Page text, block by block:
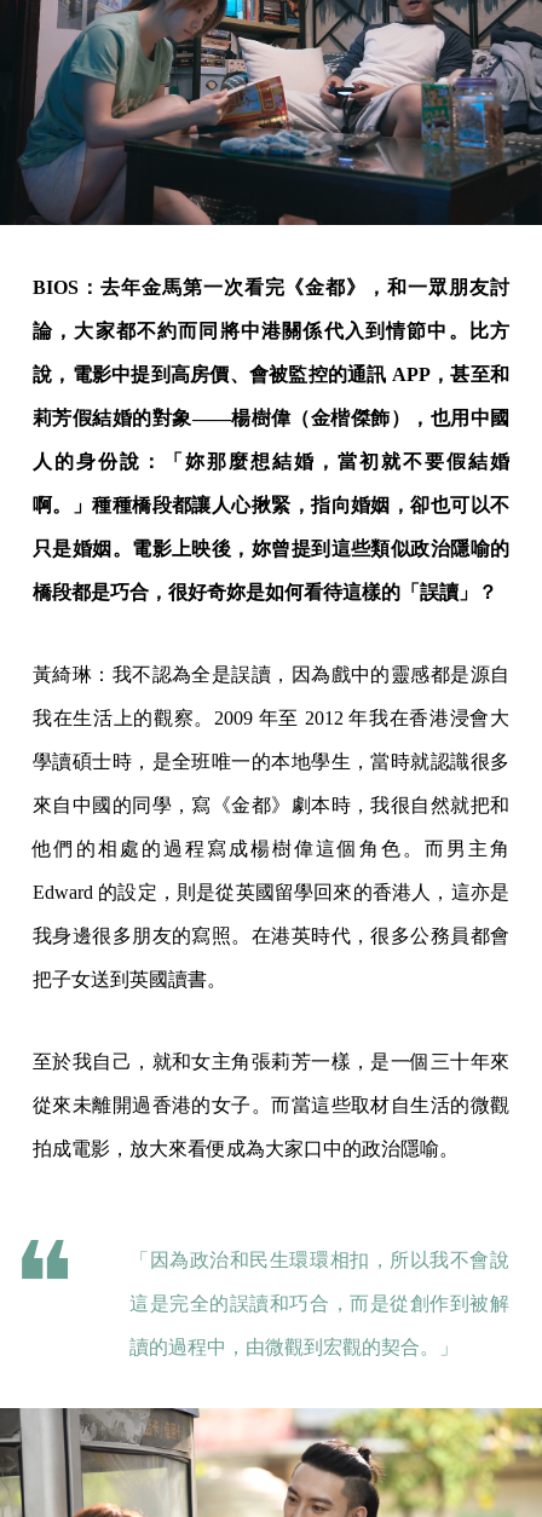
BIOS：去年金馬第一次看完《金都》，和一眾朋友討
論，大家都不約而同將中港關係代入到情節中。比方
說，電影中提到高房價、會被監控的通訊 APP，甚至和
莉芳假結婚的對象——楊樹偉（金楷傑飾），也用中國
人的身份說：「妳那麼想結婚，當初就不要假結婚
啊。」種種橋段都讓人心揪緊，指向婚姻，卻也可以不
只是婚姻。電影上映後，妳曾提到這些類似政治隱喻的
橋段都是巧合，很好奇妳是如何看待這樣的「誤讀」？
黃綺琳：我不認為全是誤讀，因為戲中的靈感都是源自
我在生活上的觀察。2009 年至 2012 年我在香港浸會大
學讀碩士時，是全班唯一的本地學生，當時就認識很多
來自中國的同學，寫《金都》劇本時，我很自然就把和
他們的相處的過程寫成楊樹偉這個角色。而男主角
Edward 的設定，則是從英國留學回來的香港人，這亦是
我身邊很多朋友的寫照。在港英時代，很多公務員都會
把子女送到英國讀書。
至於我自己，就和女主角張莉芳一樣，是一個三十年來
從來未離開過香港的女子。而當這些取材自生活的微觀
拍成電影，放大來看便成為大家口中的政治隱喻。
「因為政治和民生環環相扣，所以我不會說
這是完全的誤讀和巧合，而是從創作到被解
讀的過程中，由微觀到宏觀的契合。」